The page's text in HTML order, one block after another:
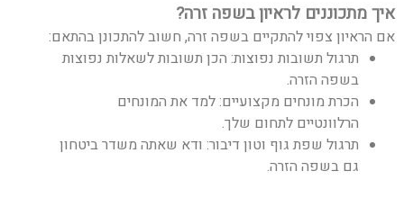
איך מתכוננים לראיון בשפה זרה?
אם הראיון צפוי להתקיים בשפה זרה, חשוב להתכונן בהתאם:
תרגול תשובות נפוצות: הכן תשובות לשאלות נפוצות
בשפה הזרה.
הכרת מונחים מקצועיים: למד את המונחים
הרלוונטיים לתחום שלך.
תרגול שפת גוף וטון דיבור: ודא שאתה משדר ביטחון
גם בשפה הזרה.